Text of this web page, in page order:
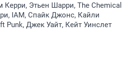
Этьен Шарри, The Chemical
IAM, Спайк Джонс, Кайли
Punk, Джек Уайт, Кейт Уинслет